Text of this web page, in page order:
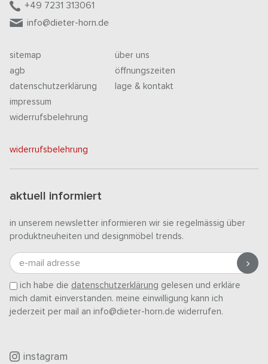
+49 7231 313061
info@dieter-horn.de
sitemap
agb
datenschutzerklärung
impressum
widerrufsbelehrung
über uns
öffnungszeiten
lage & kontakt
widerrufsbelehrung
aktuell informiert
in unserem newsletter informieren wir sie regelmässig über
produktneuheiten und designmöbel trends.
e-mail adresse
ich habe die datenschutzerklärung gelesen und erkläre
mich damit einverstanden. meine einwilligung kann ich
jederzeit per mail an info@dieter-horn.de widerrufen.
instagram